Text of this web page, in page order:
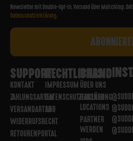
Newsletter mit Double-Opt-In. Versand über Mailchimp.
Datenschutzerklärung.
SUPPORT
KONTAKT
ZAHLUNGSARTEN
VERSANDARTEN
WIDERRUFSRECHT
RETOURENPORTAL
RECHTLICHES
IMPRESSUM
DATENSCHUTZERKLÄRUNG
AGB
BRAND
ÜBER UNS
PARTNER
LOCATIONS
PARTNER
WERDEN